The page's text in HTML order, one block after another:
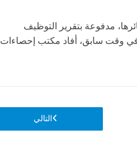
الأسهم الأمريكية 10-03-2023 خسائرها، مدفوعة بتقرير التوظيف
في وقت سابق، أفاد مكتب إحصاءات
التالي